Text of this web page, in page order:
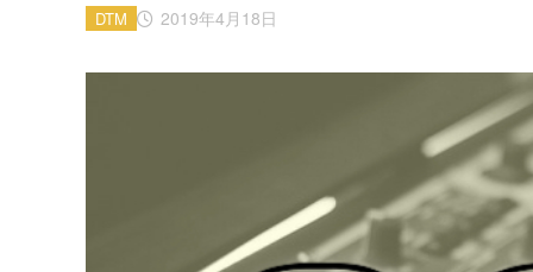
2019年4月18日
DTM